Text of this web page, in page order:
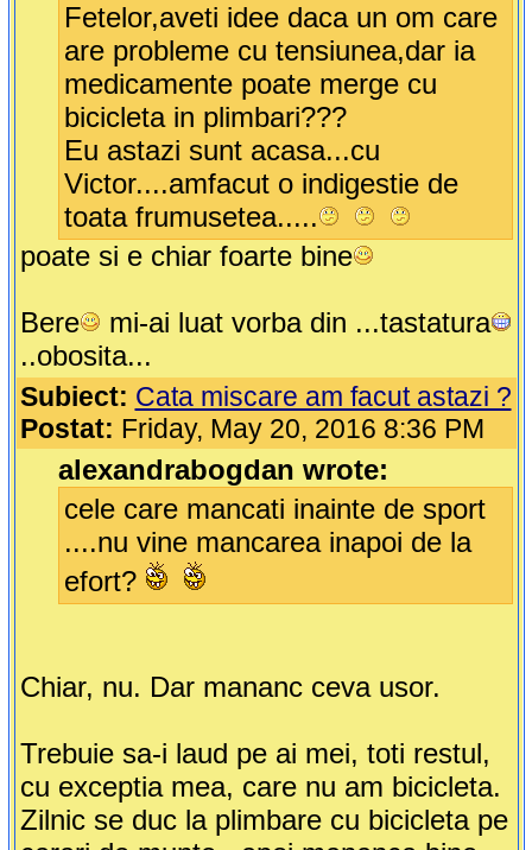
Fetelor,aveti idee daca un om care
are probleme cu tensiunea,dar ia
medicamente poate merge cu
bicicleta in plimbari???
Eu astazi sunt acasa...cu
Victor....amfacut o indigestie de
toata frumusetea.....
poate si e chiar foarte bine
Bere
mi-ai luat vorba din ...tastatura
..obosita...
Subiect: Cata miscare am facut astazi ?
Postat: Friday, May 20, 2016 8:36 PM
alexandrabogdan wrote:
cele care mancati inainte de sport
....nu vine mancarea inapoi de la
efort?
Chiar, nu. Dar mananc ceva usor.
Trebuie sa-i laud pe ai mei, toti restul,
cu exceptia mea, care nu am bicicleta.
Zilnic se duc la plimbare cu bicicleta pe